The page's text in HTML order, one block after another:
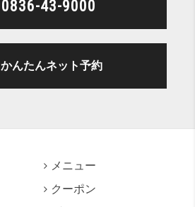
0836-43-9000
かんたんネット予約
メニュー
クーポン